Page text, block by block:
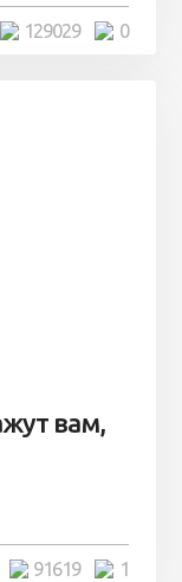
0
129029
вам,
1
91619